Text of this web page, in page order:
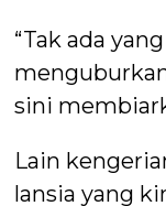
“Tak ada
sini
Lain
lansia yang